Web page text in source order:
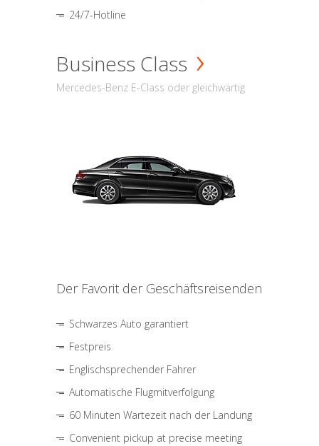
24/7-Hotline
Business Class
Mercedes-Benz E-Class oder gleichwärtig
Der Favorit der Geschäftsreisenden
Schwarzes Auto garantiert
Festpreis
Englischsprechender Fahrer
Automatische Flugmitverfolgung
60 Minuten Wartezeit nach der Landung
Convenient pickup at precise meeting